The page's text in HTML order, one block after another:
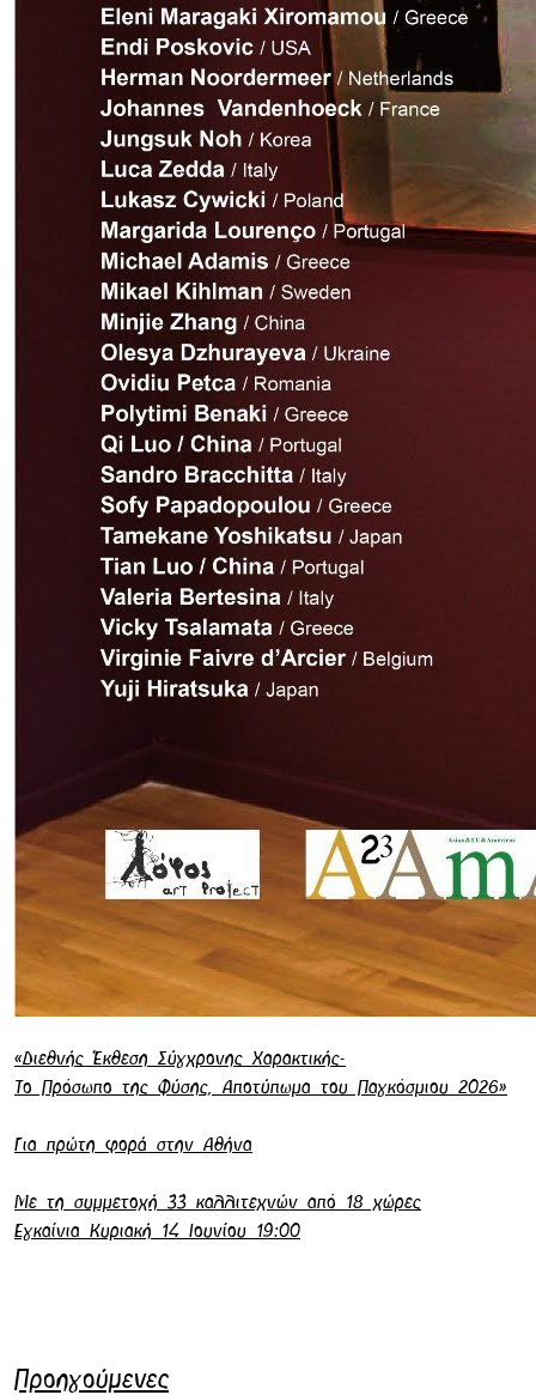
«Διεθνής Έκθεση Σύγχρονης Χαρακτικής-
Το Πρόσωπο της Φύσης, Αποτύπωμα του Παγκόσμιου 2026»
Για πρώτη φορά στην Αθήνα
Με τη συμμετοχή 33 καλλιτεχνών από 18 χώρες
Εγκαίνια Κυριακή 14 Ιουνίου 19:00
Προηγούμενες